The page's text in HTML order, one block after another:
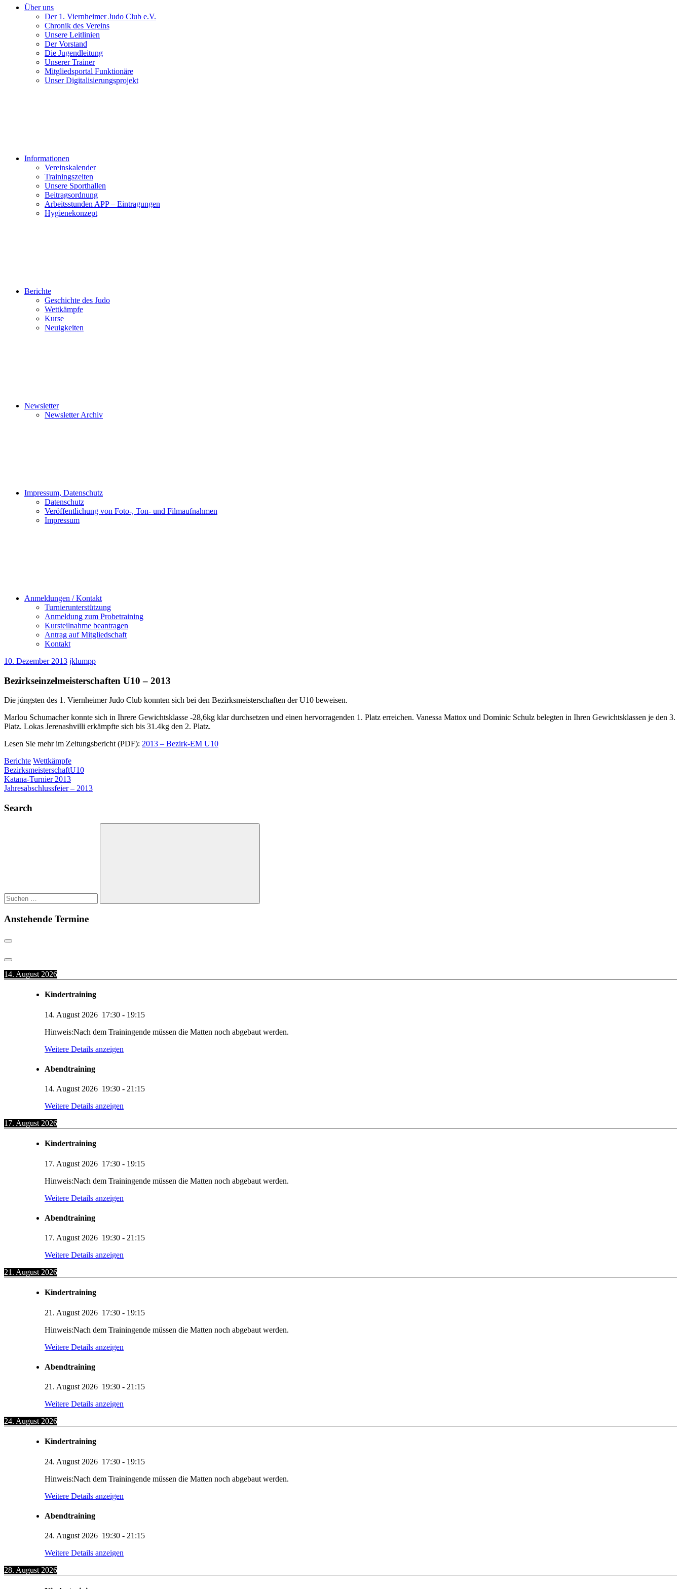
Über uns
Der 1. Viernheimer Judo Club e.V.
Chronik des Vereins
Unsere Leitlinien
Der Vorstand
Die Jugendleitung
Unserer Trainer
Mitgliedsportal Funktionäre
Unser Digitalisierungsprojekt
Informationen
Vereinskalender
Trainingszeiten
Unsere Sporthallen
Beitragsordnung
Arbeitsstunden APP – Eintragungen
Hygienekonzept
Berichte
Geschichte des Judo
Wettkämpfe
Kurse
Neuigkeiten
Newsletter
Newsletter Archiv
Impressum, Datenschutz
Datenschutz
Veröffentlichung von Foto-, Ton- und Filmaufnahmen
Impressum
Anmeldungen / Kontakt
Turnierunterstützung
Anmeldung zum Probetraining
Kursteilnahme beantragen
Antrag auf Mitgliedschaft
Kontakt
10. Dezember 2013 jklumpp
Bezirkseinzelmeisterschaften U10 – 2013
Die jüngsten des 1. Viernheimer Judo Club konnten sich bei den Bezirksmeisterschaften der U10 beweisen.
Marlou Schumacher konnte sich in Ihrere Gewichtsklasse -28,6kg klar durchsetzen und einen hervorragenden 1. Platz erreichen. Vanessa Mattox und Dominic Schulz belegten in Ihren Gewichtsklassen je den 3.
Platz. Lokas Jerenashvilli erkämpfte sich bis 31.4kg den 2. Platz.
Lesen Sie mehr im Zeitungsbericht (PDF): 2013 – Bezirk-EM U10
Berichte Wettkämpfe
BezirksmeisterschaftU10
Beitragsnavigation
Vorheriger
Beitrag:
Katana-Turnier 2013
Nächster
Jahresabschlussfeier – 2013
Search
Suchen
Anstehende Termine
14. August 2026
Kindertraining
14. August 2026 17:30 - 19:15
Hinweis:Nach dem Trainingende müssen die Matten noch abgebaut werden.
Weitere Details anzeigen
Abendtraining
14. August 2026 19:30 - 21:15
Weitere Details anzeigen
17. August 2026
Kindertraining
17. August 2026 17:30 - 19:15
Hinweis:Nach dem Trainingende müssen die Matten noch abgebaut werden.
Weitere Details anzeigen
Abendtraining
17. August 2026 19:30 - 21:15
Weitere Details anzeigen
21. August 2026
Kindertraining
21. August 2026 17:30 - 19:15
Hinweis:Nach dem Trainingende müssen die Matten noch abgebaut werden.
Weitere Details anzeigen
Abendtraining
21. August 2026 19:30 - 21:15
Weitere Details anzeigen
24. August 2026
Kindertraining
24. August 2026 17:30 - 19:15
Hinweis:Nach dem Trainingende müssen die Matten noch abgebaut werden.
Weitere Details anzeigen
Abendtraining
24. August 2026 19:30 - 21:15
Weitere Details anzeigen
28. August 2026